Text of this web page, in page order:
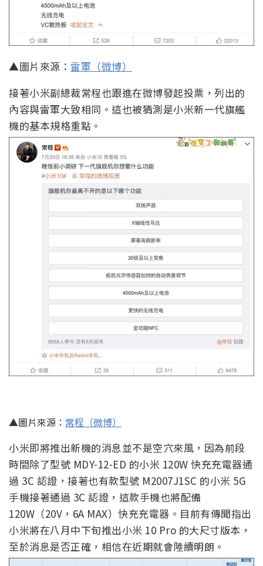
▲圖片來源： 雷軍（微博）
接著小米副總裁常程也跟進在微博發起投票，列出的
內容與雷軍大致相同。這也被猜測是小米新一代旗艦
機的基本規格重點。
▲圖片來源： 常程（微博）
小米即將推出新機的消息並不是空穴來風，因為前段
時間除了型號 MDY-12-ED 的小米 120W 快充充電器通
過 3C 認證，接著也有款型號 M2007J1SC 的小米 5G
手機接著通過 3C 認證，這款手機也將配備
120W（20V，6A MAX）快充充電器。目前有傳聞指出
小米將在八月中下旬推出小米 10 Pro 的大尺寸版本，
至於消息是否正確，相信在近期就會陸續明朗。